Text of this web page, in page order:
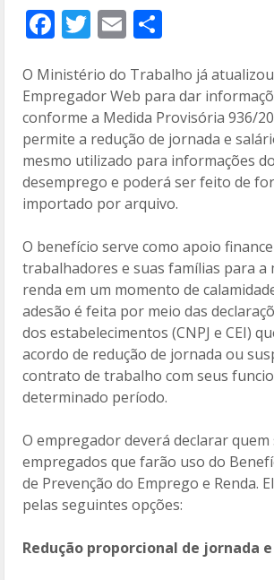
F
ac
e
b
o
o
k
T
w
itt
er
E
m
ai
l
m
p
ar
til
h
ar
O Ministério do Trabalho já
Empregador Web para dar
conforme a Medida Provisória 936/
permite a redução de jornada e
mesmo utilizado para informações
desemprego e poderá ser feito de
importado por arquivo.
O benefício serve como apoio
trabalhadores e suas famílias para a
renda em um momento de
adesão é feita por meio das
dos estabelecimentos (CNPJ e CEI)
acordo de redução de jornada ou
contrato de trabalho com seus
determinado período.
O empregador deverá declarar quem
empregados que farão uso do
de Prevenção do Emprego e Renda.
pelas seguintes opções:
Redução proporcional de jornada